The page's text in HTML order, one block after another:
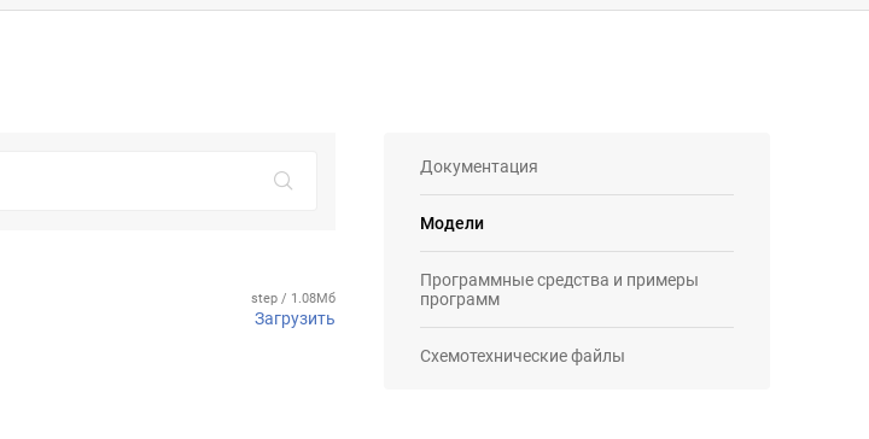
step / 1.08Мб
Загрузить
Документация
Модели
Программные средства и примеры
программ
Схемотехнические файлы